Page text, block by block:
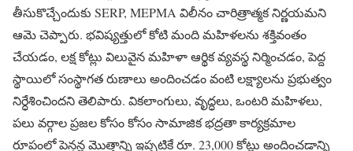
తీసుకొచ్చేందుకు SERP, MEPMA విలీనం చారిత్రాత్మక నిర్ణయమని
ఆమె చెప్పారు. భవిష్యత్తులో కోటి మంది మహిళలను శక్తివంతం
చేయడం, లక్ష కోట్లు విలువైన మహిళా ఆర్థిక వ్యవస్థ నిర్మించడం, పెద్ద
స్థాయిలో సంస్థాగత రుణాలు అందించడం వంటి లక్ష్యాలను ప్రభుత్వం
నిర్ధేశించిందని తెలిపారు. వికలాంగులు, వృద్ధలు, ఒంటరి మహిళలు,
పలు వర్గాల ప్రజల కోసం కోసం సామాజిక భద్రతా కార్యక్రమాల
రూపంలో పెన్షన్ల మొత్తాన్ని ఇప్పటికే రూ. 23,000 కోట్లు అందించడాన్ని